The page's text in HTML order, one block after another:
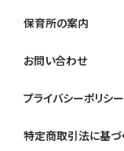
保育所の案内
お問い合わせ
プライバシーポリシー
特定商取引法に基づ